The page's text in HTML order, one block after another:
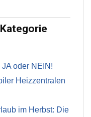
oder NEIN!
Heizzentralen
im Herbst: Die